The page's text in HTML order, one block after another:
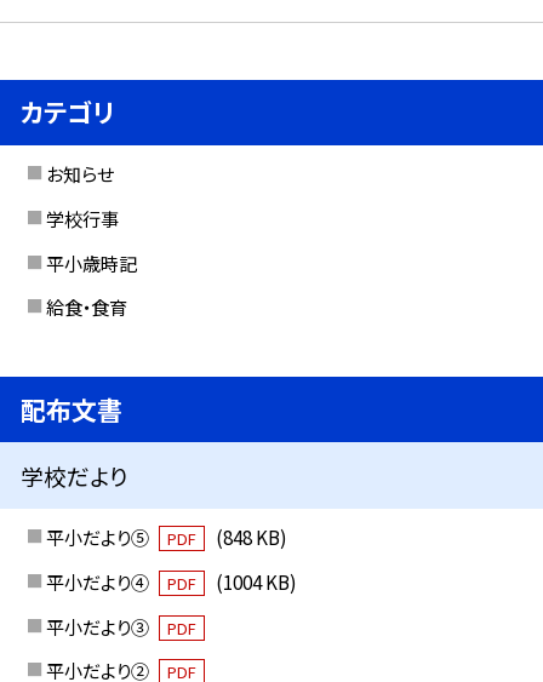
カテゴリ
お知らせ
学校行事
平小歳時記
給食・食育
配布文書
学校だより
平小だより⑤ PDF
(848 KB)
平小だより④
PDF
(1004 KB)
平小だより③
PDF
平小だより② PDF